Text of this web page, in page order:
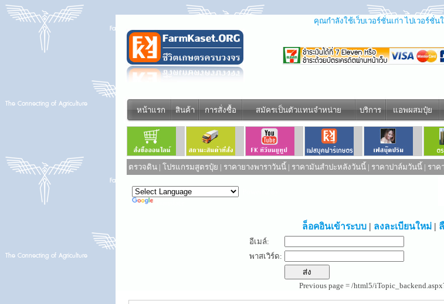
คุณกำลังใช้เว็บเวอร์ชั่นเก่า ไปเวอร์ชั่น
หน้าแรก สินค้า การสั่งซื้อ สมัครเป็นตัวแทนจำหน่าย บริการ แอพผสมปุ๋ย
ตรวจดิน | โปรแกรมสูตรปุ๋ย | ราคายางพาราวันนี้ | ราคามันสำปะหลังวันนี้ | ราคาปาล์มวันนี้ | ราค
ล็อคอินเข้าระบบ | ลงละเบียนใหม่ |
อีเมล์:
พาสเวิร์ด:
Previous page = /html5/